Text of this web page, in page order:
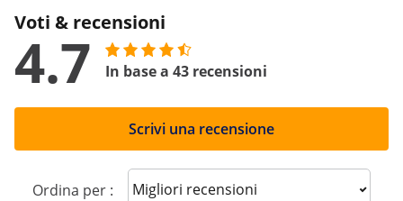
Voti & recensioni
4.7 In base a 43 recensioni
Scrivi una recensione
Ordina per : Sort reviews